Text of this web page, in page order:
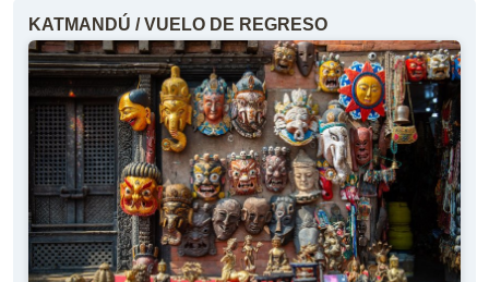
KATMANDÚ / VUELO DE REGRESO